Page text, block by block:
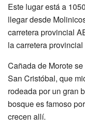
Este lugar está a
llegar desde
carretera provincial
la carretera
Cañada de Morote
San Cristóbal, que
rodeada por un gran
bosque es famoso
crecen allí.